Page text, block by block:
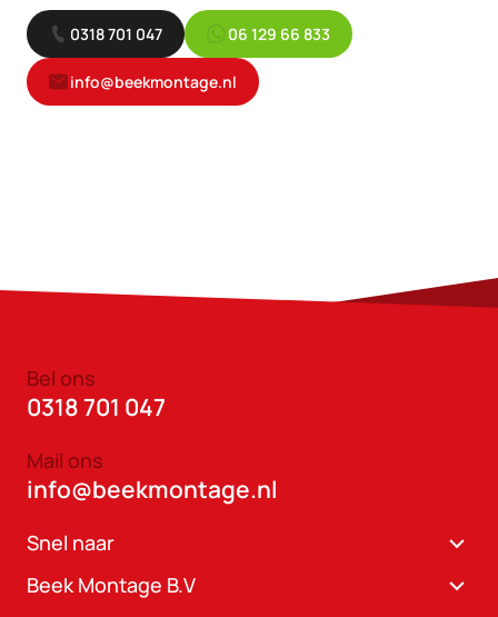
0318 701 047 06 129 66 833
info@beekmontage.nl
Snel naar
Beek Montage B.V
Bel ons
0318 701 047
Mail ons
info@beekmontage.nl